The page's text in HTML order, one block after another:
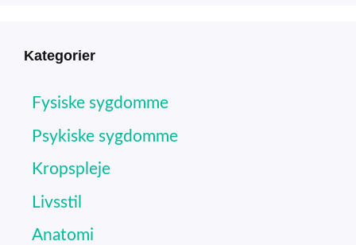
Kategorier
Fysiske sygdomme
Psykiske sygdomme
Kropspleje
Livsstil
Anatomi